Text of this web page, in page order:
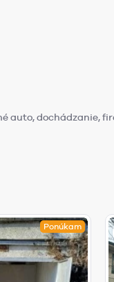
auto, dochádzanie,
Ponúkam